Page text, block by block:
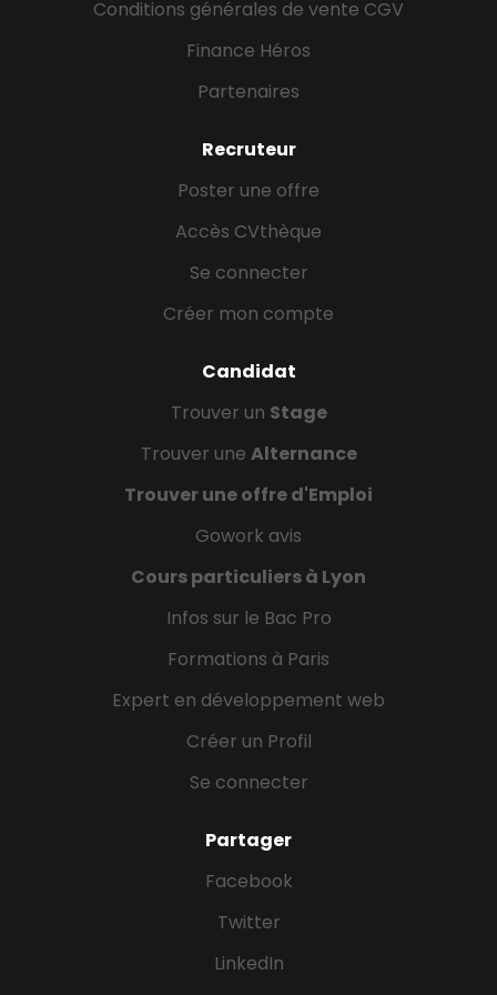
Conditions générales de vente CGV
Finance Héros
Partenaires
Recruteur
Poster une offre
Accès CVthèque
Se connecter
Créer mon compte
Candidat
Trouver un Stage
Trouver une Alternance
Trouver une offre d'Emploi
Gowork avis
Cours particuliers à Lyon
Infos sur le Bac Pro
Formations à Paris
Expert en développement web
Créer un Profil
Se connecter
Partager
Facebook
Twitter
LinkedIn